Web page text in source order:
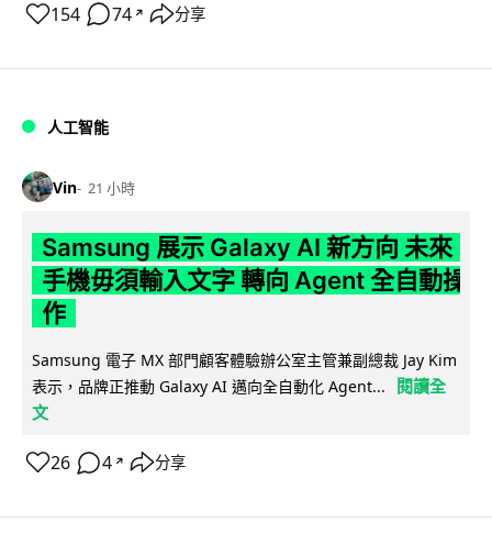
154 74 ↗ 分享
人工智能
Vin 21 小時
Samsung 展示 Galaxy AI 新方向 未來
手機毋須輸入文字 轉向 Agent 全自動操
作
Samsung 電子 MX 部門顧客體驗辦公室主管兼副總裁 Jay Kim
表示，品牌正推動 Galaxy AI 邁向全自動化 Agent...
閱讀全
文
26 4 ↗ 分享